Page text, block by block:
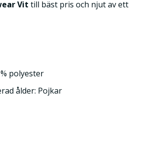
Vit till bäst pris och njut av ett
polyester
ålder: Pojkar